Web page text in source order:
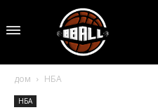
дом НБА
НБА